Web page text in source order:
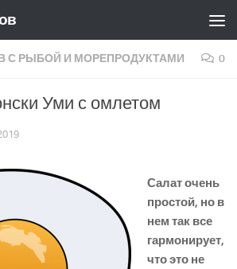
С РЫБОЙ И МОРЕПРОДУКТАМИ 0
Уми с омлетом
Салат очень
простой, но в
нем так все
гармонирует,
что это не